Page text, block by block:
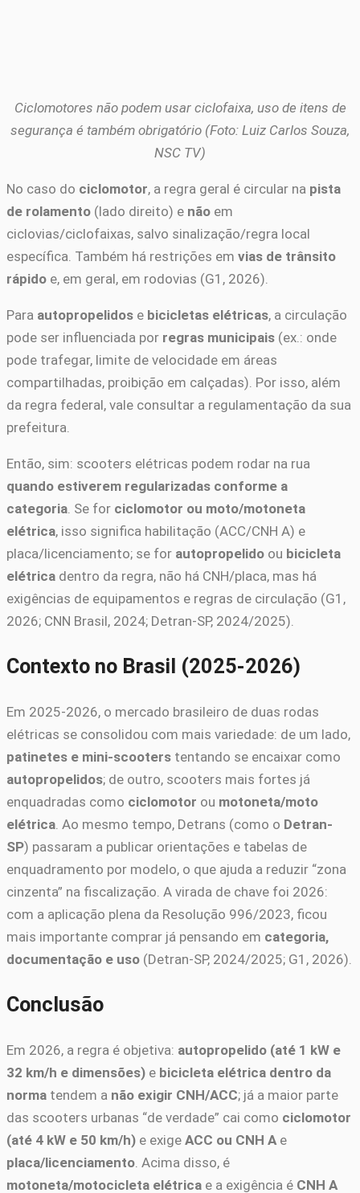
Ciclomotores não podem usar ciclofaixa, uso de itens de
segurança é também obrigatório (Foto: Luiz Carlos Souza,
NSC TV)
No caso do ciclomotor, a regra geral é circular na pista
de rolamento (lado direito) e não em
ciclovias/ciclofaixas, salvo sinalização/regra local
específica. Também há restrições em vias de trânsito
rápido e, em geral, em rodovias (G1, 2026).
Para autopropelidos e bicicletas elétricas, a circulação
pode ser influenciada por regras municipais (ex.: onde
pode trafegar, limite de velocidade em áreas
compartilhadas, proibição em calçadas). Por isso, além
da regra federal, vale consultar a regulamentação da sua
prefeitura.
Então, sim: scooters elétricas podem rodar na rua
quando estiverem regularizadas conforme a
categoria . Se for ciclomotor ou moto/motoneta
elétrica, isso significa habilitação (ACC/CNH A) e
placa/licenciamento; se for autopropelido ou bicicleta
elétrica dentro da regra, não há CNH/placa, mas há
exigências de equipamentos e regras de circulação (G1,
2026; CNN Brasil, 2024; Detran-SP, 2024/2025).
Contexto no Brasil (2025-2026)
Em 2025-2026, o mercado brasileiro de duas rodas
elétricas se consolidou com mais variedade: de um lado,
patinetes e mini-scooters tentando se encaixar como
autopropelidos; de outro, scooters mais fortes já
enquadradas como ciclomotor ou motoneta/moto
elétrica. Ao mesmo tempo, Detrans (como o Detran-
SP) passaram a publicar orientações e tabelas de
enquadramento por modelo, o que ajuda a reduzir “zona
cinzenta” na fiscalização. A virada de chave foi 2026:
com a aplicação plena da Resolução 996/2023, ficou
mais importante comprar já pensando em categoria,
documentação e uso (Detran-SP, 2024/2025; G1, 2026).
Conclusão
Em 2026, a regra é objetiva: autopropelido (até 1 kW e
32 km/h e dimensões) e bicicleta elétrica dentro da
norma tendem a não exigir CNH/ACC; já a maior parte
das scooters urbanas “de verdade” cai como ciclomotor
(até 4 kW e 50 km/h) e exige ACC ou CNH Ae
placa/licenciamento. Acima disso, é
motoneta/motocicleta elétrica e a exigência é CNH A